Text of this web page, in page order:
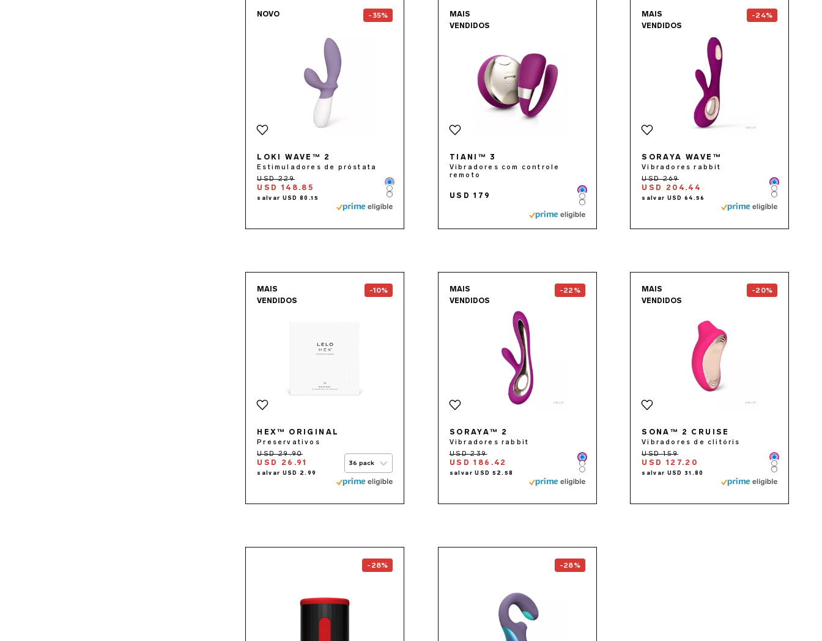
NOVO -35%
LOKI WAVE™ 2
Estimuladores de próstata
USD 148.85 Color
Color
Color
MAIS
VENDIDOS
TIANI™ 3
Vibradores com controle
remoto
USD 179 Color
Color
Color
MAIS
VENDIDOS
-24%
SORAYA WAVE™
Vibradores rabbit
USD 204.44 Color
Color
Color
MAIS
VENDIDOS
-10%
HEX™ ORIGINAL
Preservativos
USD 26.91 36 pack
MAIS
VENDIDOS
-22%
SORAYA™ 2
Vibradores rabbit
USD 186.42 Color
Color
Color
MAIS
VENDIDOS
-20%
SONA™ 2 CRUISE
Vibradores de clitóris
USD 127.20 Color
Color
Color
-28% -28%